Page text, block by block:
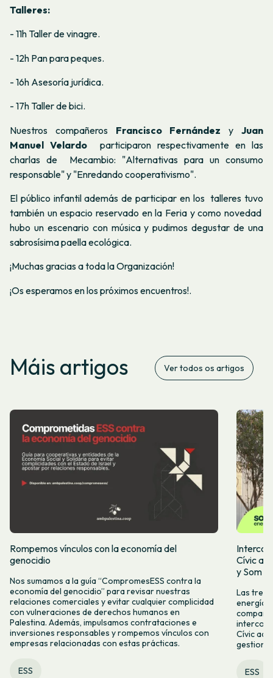
Talleres:
- 11h Taller de vinagre.
- 12h Pan para peques.
- 16h Asesoría jurídica.
- 17h Taller de bici.
Nuestros compañeros Francisco Fernández yJuan
Manuel Velardo participaron respectivamente en las
charlas de Mecambio: "Alternativas para un consumo
responsable" y "Enredando cooperativismo".
El público infantil además de participar en los talleres tuvo
también un espacio reservado en la Feria y como novedad
hubo un escenario con música y pudimos degustar de una
sabrosísima paella ecológica.
¡Muchas gracias a toda la Organización!
¡Os esperamos en los próximos encuentros!.
Máis artigos Ver todos os artigos
Rompemos vínculos con la economía del
genocidio
Nos sumamos a la guía “CompromesESS contra la
economía del genocidio” para revisar nuestras
relaciones comerciales y evitar cualquier complicidad
con vulneraciones de derechos humanos en
Palestina. Además, impulsamos contrataciones e
inversiones responsables y rompemos vínculos con
empresas relacionadas con estas prácticas.
ESS
Cívic
y Som
Las tres
energía,
Cívic
ESS